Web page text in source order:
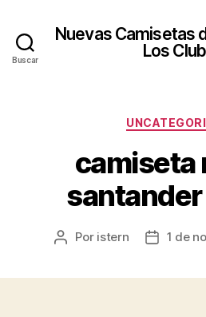
Buscar
Nuevas Camisetas
Los
camiseta
Autor
Por istern
Fecha
1 de